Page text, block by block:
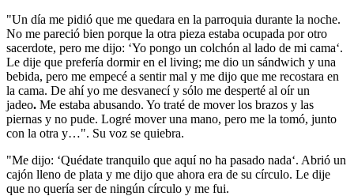
"Un día me pidió que me quedara en la parroquia durante la noche.
No me pareció bien porque la otra pieza estaba ocupada por otro
sacerdote, pero me dijo: ‘Yo pongo un colchón al lado de mi cama‘.
Le dije que prefería dormir en el living; me dio un sándwich y una
bebida, pero me empecé a sentir mal y me dijo que me recostara en
la cama. De ahí yo me desvanecí y sólo me desperté al oír un
jadeo. Me estaba abusando. Yo traté de mover los brazos y las
piernas y no pude. Logré mover una mano, pero me la tomó, junto
con la otra y…". Su voz se quiebra.
"Me dijo: ‘Quédate tranquilo que aquí no ha pasado nada‘. Abrió un
cajón lleno de plata y me dijo que ahora era de su círculo. Le dije
que no quería ser de ningún círculo y me fui.